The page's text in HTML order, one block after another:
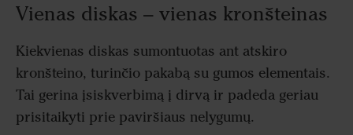
Vienas diskas – vienas kronšteinas
Kiekvienas diskas sumontuotas ant atskiro
kronšteino, turinčio pakabą su gumos elementais.
Tai gerina įsiskverbimą į dirvą ir padeda geriau
prisitaikyti prie paviršiaus nelygumų.